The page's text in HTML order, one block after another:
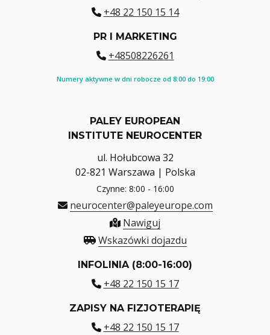
+48 22 150 15 14
PR I MARKETING
+48508226261
Numery aktywne w dni robocze od 8:00 do 19:00
PALEY EUROPEAN
INSTITUTE NEUROCENTER
ul. Hołubcowa 32
02-821 Warszawa | Polska
Czynne: 8:00 - 16:00
neurocenter@paleyeurope.com
Nawiguj
Wskazówki dojazdu
INFOLINIA (8:00-16:00)
+48 22 150 15 17
ZAPISY NA FIZJOTERAPIĘ
+48 22 150 15 17